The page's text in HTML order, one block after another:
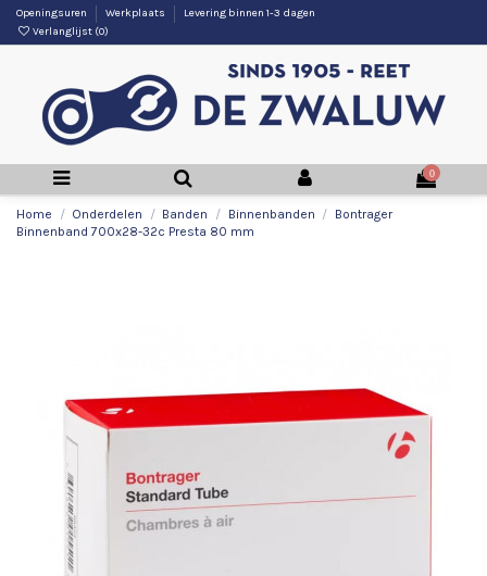
Openingsuren Werkplaats
Levering binnen 1-3 dagen
Verlanglijst (0)
0
Home Onderdelen Banden Binnenbanden
Bontrager
Binnenband 700x28-32c Presta 80 mm